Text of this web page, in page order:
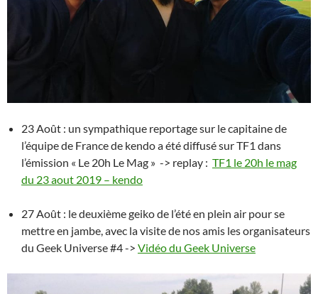
23 Août : un sympathique reportage sur le capitaine de
l’équipe de France de kendo a été diffusé sur TF1 dans
l’émission « Le 20h Le Mag » -> replay : TF1 le 20h le mag
du 23 aout 2019 – kendo
27 Août : le deuxième geiko de l’été en plein air pour se
mettre en jambe, avec la visite de nos amis les organisateurs
du Geek Universe #4 -> Vidéo du Geek Universe